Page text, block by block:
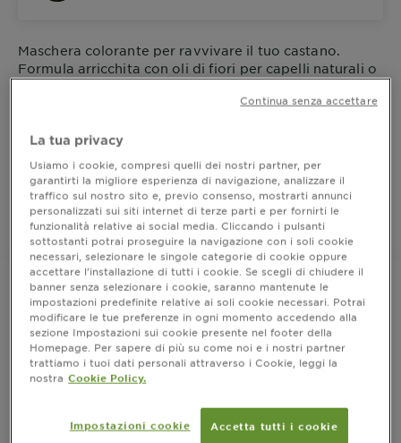
Maschera colorante per ravvivare il tuo castano.
Formula arricchita con oli di fiori per capelli naturali o
FORMATO
ACQUISTA ORA
Dove acquistare
INFORMAZIONI PRODOTTO
CLOSE SUBPANEL
La tua privacy
Usiamo i cookie, compresi quelli dei nostri partner, per
garantirti la migliore esperienza di navigazione, analizzare il
traffico sul nostro sito e, previo consenso, mostrarti annunci
personalizzati sui siti internet di terze parti e per fornirti le
funzionalità relative ai social media. Cliccando i pulsanti
sottostanti potrai proseguire la navigazione con i soli cookie
necessari, selezionare le singole categorie di cookie oppure
accettare l’installazione di tutti i cookie. Se scegli di chiudere il
banner senza selezionare i cookie, saranno mantenute le
impostazioni predefinite relative ai soli cookie necessari. Potrai
modificare le tue preferenze in ogni momento accedendo alla
sezione Impostazioni sui cookie presente nel footer della
Homepage. Per sapere di più su come noi e i nostri partner
trattiamo i tuoi dati personali attraverso i Cookie, leggi la
nostra Cookie Policy.
Impostazioni cookie Accetta tutti i cookie
Continua senza accettare